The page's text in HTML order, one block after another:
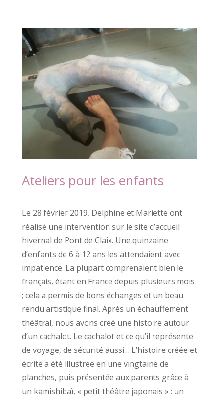
Ateliers pour les enfants
Le 28 février 2019, Delphine et Mariette ont
réalisé une intervention sur le site d’accueil
hivernal de Pont de Claix. Une quinzaine
d’enfants de 6 à 12 ans les attendaient avec
impatience. La plupart comprenaient bien le
français, étant en France depuis plusieurs mois
; cela a permis de bons échanges et un beau
rendu artistique final. Après un échauffement
théâtral, nous avons créé une histoire autour
d’un cachalot. Le cachalot et ce qu’il représente
de voyage, de sécurité aussi… L’histoire créée et
écrite a été illustrée en une vingtaine de
planches, puis présentée aux parents grâce à
un kamishibaï, « petit théâtre japonais » : un